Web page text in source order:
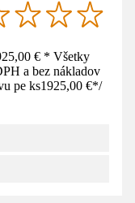
€ * Všetky
a bez nákladov
pe ks1925,00 €*/